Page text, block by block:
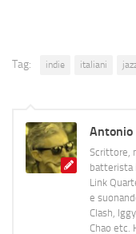
Tag: indie italiani
Antonio
Scrittore,
batterista
Link
e
Clash,
Chao etc.